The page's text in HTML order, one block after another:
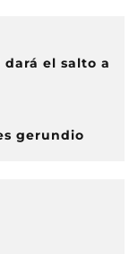
dará el salto a
gerundio